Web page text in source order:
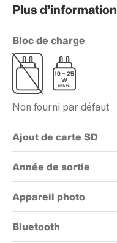
Plus d’information
Bloc de charge
Non fourni par défaut
Ajout de carte SD
Année de sortie
Appareil photo
Bluetooth